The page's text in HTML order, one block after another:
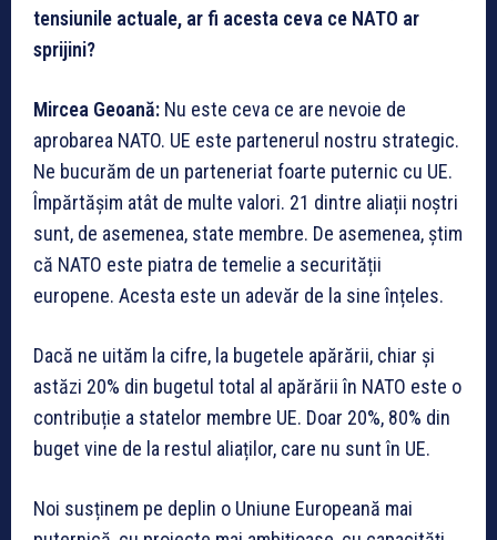
tensiunile actuale, ar fi acesta ceva ce NATO ar
sprijini?
Mircea Geoană: Nu este ceva ce are nevoie de
aprobarea NATO. UE este partenerul nostru strategic.
Ne bucurăm de un parteneriat foarte puternic cu UE.
Împărtășim atât de multe valori. 21 dintre aliații noștri
sunt, de asemenea, state membre. De asemenea, știm
că NATO este piatra de temelie a securității
europene. Acesta este un adevăr de la sine înțeles.
Dacă ne uităm la cifre, la bugetele apărării, chiar și
astăzi 20% din bugetul total al apărării în NATO este o
contribuție a statelor membre UE. Doar 20%, 80% din
buget vine de la restul aliaților, care nu sunt în UE.
Noi susținem pe deplin o Uniune Europeană mai